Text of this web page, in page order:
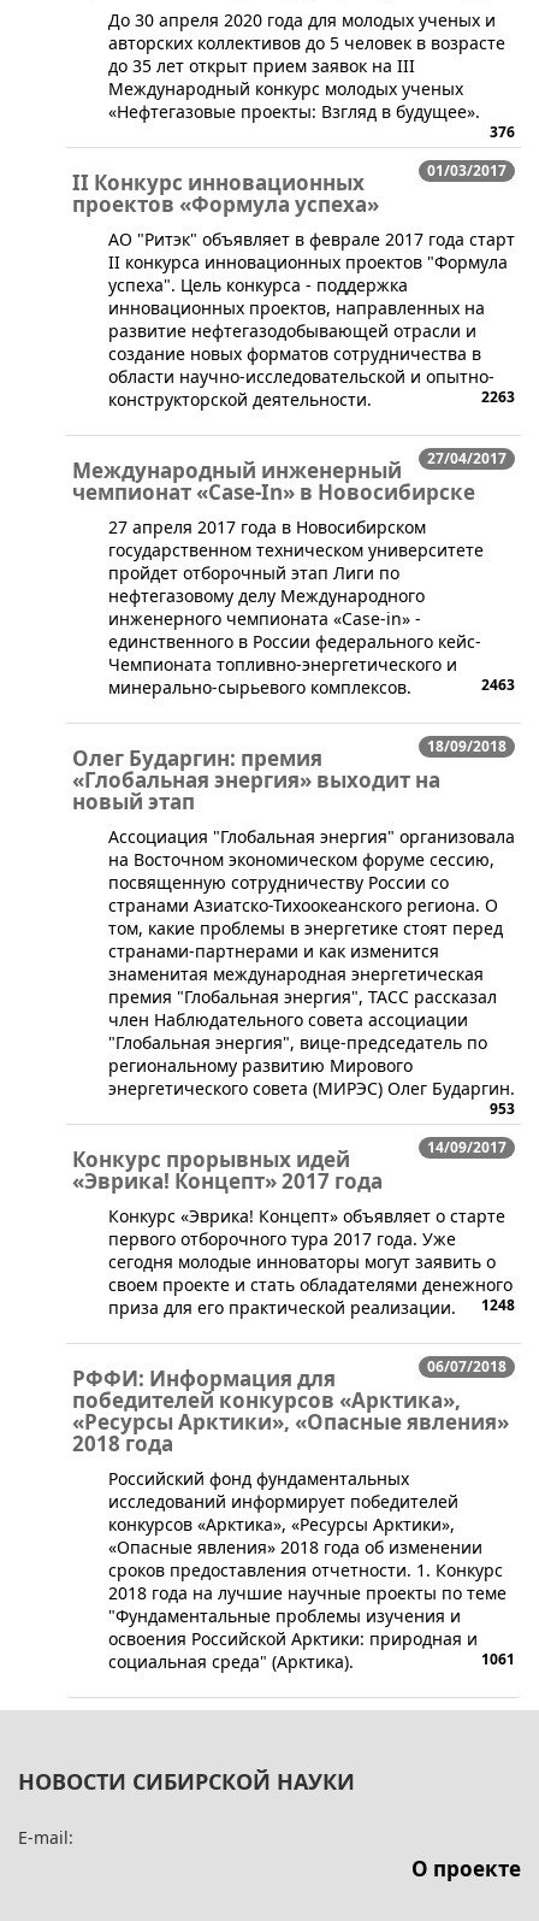
​​До 30 апреля 2020 года для молодых ученых и
авторских коллективов до 5 человек в возрасте
до 35 лет открыт прием заявок на III
Международный конкурс молодых ученых
«Нефтегазовые проекты: Взгляд в будущее».
376
01/03/2017
II Конкурс инновационных
проектов «Формула успеха»
АО "Ритэк" объявляет в феврале 2017 года старт
II конкурса инновационных проектов "Формула
успеха". Цель конкурса - поддержка
инновационных проектов, направленных на
развитие нефтегазодобывающей отрасли и
создание новых форматов сотрудничества в
области научно-исследовательской и опытно-
конструкторской деятельности.
2263
27/04/2017
Международный инженерный
чемпионат «Case-In» в Новосибирске
27 апреля 2017 года в Новосибирском
государственном техническом университете
пройдет отборочный этап Лиги по
нефтегазовому делу Международного
инженерного чемпионата «Case-in» -
единственного в России федерального кейс-
Чемпионата топливно-энергетического и
минерально-сырьевого комплексов.
2463
18/09/2018
Олег Бударгин: премия
«Глобальная энергия» выходит на
новый этап
​Ассоциация "Глобальная энергия" организовала
на Восточном экономическом форуме сессию,
посвященную сотрудничеству России со
странами Азиатско-Тихоокеанского региона. О
том, какие проблемы в энергетике стоят перед
странами-партнерами и как изменится
знаменитая международная энергетическая
премия "Глобальная энергия", ТАСС рассказал
член Наблюдательного совета ассоциации
"Глобальная энергия", вице-председатель по
региональному развитию Мирового
энергетического совета (МИРЭС) Олег Бударгин.
953
14/09/2017
Конкурс прорывных идей
«Эврика! Концепт» 2017 года
Конкурс «Эврика! Концепт» объявляет о старте
первого отборочного тура 2017 года. Уже
сегодня молодые инноваторы могут заявить о
своем проекте и стать обладателями денежного
приза для его практической реализации.
1248
06/07/2018
РФФИ: Информация для
победителей конкурсов «Арктика»,
«Ресурсы Арктики», «Опасные явления»
2018 года
Российский фонд фундаментальных
исследований информирует победителей
конкурсов «Арктика», «Ресурсы Арктики»,
«Опасные явления» 2018 года об изменении
сроков предоставления отчетности. 1. Конкурс
2018 года на лучшие научные проекты по теме
"Фундаментальные проблемы изучения и
освоения Российской Арктики: природная и
социальная среда" (Арктика).
1061
НОВОСТИ СИБИРСКОЙ НАУКИ
E-mail:
О проекте